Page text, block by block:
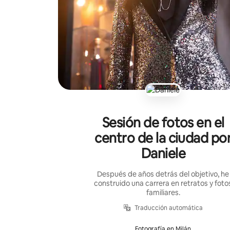
Sesión de fotos en el
centro de la ciudad
Daniele
Después de años detrás del objetivo, he
construido una carrera en retratos y
familiares.
Traducción automática